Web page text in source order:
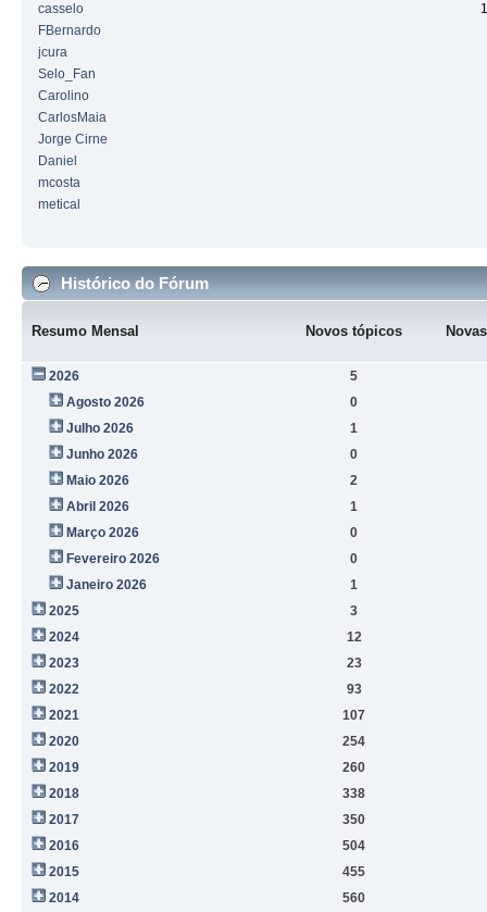
casselo
FBernardo
jcura
Selo_Fan
Carolino
CarlosMaia
Jorge Cirne
Daniel
mcosta
metical
Histórico do Fórum
Resumo Mensal Novos tópicos
2026
5
Agosto 2026
0
Julho 2026
1
Junho 2026
0
Maio 2026
2
Abril 2026
1
Março 2026
0
Fevereiro 2026
0
Janeiro 2026
1
2025
3
2024
12
2023
23
2022
93
2021
107
2020
254
2019
260
2018
338
2017
350
2016
504
2015
455
2014
560